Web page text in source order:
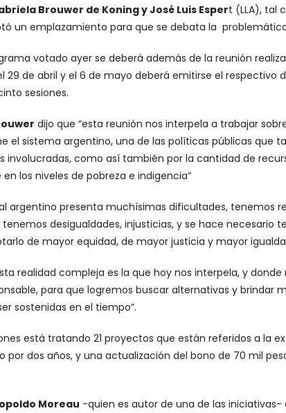
Brouwer de Koning y José Luis Espert (LLA), tal
un emplazamiento para que se debata la
votado ayer se deberá además de la reunión
29 de abril y el 6 de mayo deberá emitirse el respectivo
sesiones.
dijo que “esta reunión nos interpela a trabajar
el sistema argentino, una de las políticas públicas que
involucradas, como así también por la cantidad de
los niveles de pobreza e indigencia”
argentino presenta muchísimas dificultades, tenemos
desigualdades, injusticias, y se hace necesario
de mayor equidad, de mayor justicia y mayor
realidad compleja es la que hoy nos interpela, y
para que logremos buscar alternativas y brindar
sostenidas en el tiempo”.
está tratando 21 proyectos que están referidos a la
por dos años, y una actualización del bono de 70 mil
Moreau -quien es autor de una de las